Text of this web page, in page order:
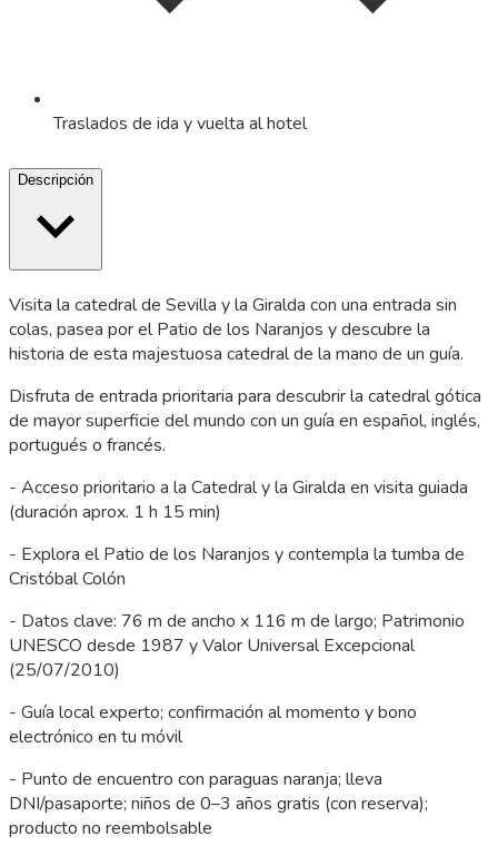
Traslados de ida y vuelta al hotel
Descripción
Visita la catedral de Sevilla y la Giralda con una entrada sin
colas, pasea por el Patio de los Naranjos y descubre la
historia de esta majestuosa catedral de la mano de un guía.
Disfruta de entrada prioritaria para descubrir la catedral gótica
de mayor superficie del mundo con un guía en español, inglés,
portugués o francés.
- Acceso prioritario a la Catedral y la Giralda en visita guiada
(duración aprox. 1 h 15 min)
- Explora el Patio de los Naranjos y contempla la tumba de
Cristóbal Colón
- Datos clave: 76 m de ancho x 116 m de largo; Patrimonio
UNESCO desde 1987 y Valor Universal Excepcional
(25/07/2010)
- Guía local experto; confirmación al momento y bono
electrónico en tu móvil
- Punto de encuentro con paraguas naranja; lleva
DNI/pasaporte; niños de 0–3 años gratis (con reserva);
producto no reembolsable